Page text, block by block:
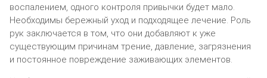
воспалением, одного контроля привычки будет мало.
Необходимы бережный уход и подходящее лечение. Роль
рук заключается в том, что они добавляют к уже
существующим причинам трение, давление, загрязнения
и постоянное повреждение заживающих элементов.